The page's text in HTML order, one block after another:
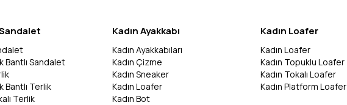
Bantlı Sandalet
Bantlı Terlik
Terlik
Kadın Ayakkabı
Kadın Ayakkabıları
Kadın Çizme
Kadın Sneaker
Kadın Loafer
Kadın Bot
Kadın Loafer
Kadın Loafer
Kadın Topuklu Loafer
Kadın Tokalı Loafer
Kadın Platform Loafer